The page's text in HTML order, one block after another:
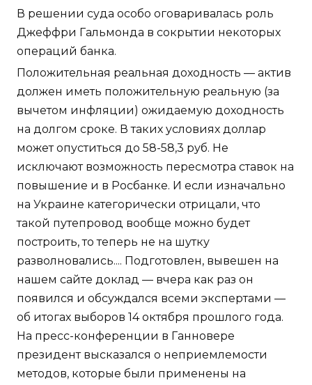
В решении суда особо оговаривалась роль
Джеффри Гальмонда в сокрытии некоторых
операций банка.
Положительная реальная доходность — актив
должен иметь положительную реальную (за
вычетом инфляции) ожидаемую доходность
на долгом сроке. В таких условиях доллар
может опуститься до 58-58,3 руб. Не
исключают возможность пересмотра ставок на
повышение и в Росбанке. И если изначально
на Украине категорически отрицали, что
такой путепровод вообще можно будет
построить, то теперь не на шутку
разволновались.... Подготовлен, вывешен на
нашем сайте доклад — вчера как раз он
появился и обсуждался всеми экспертами —
об итогах выборов 14 октября прошлого года.
На пресс-конференции в Ганновере
президент высказался о неприемлемости
методов, которые были применены на